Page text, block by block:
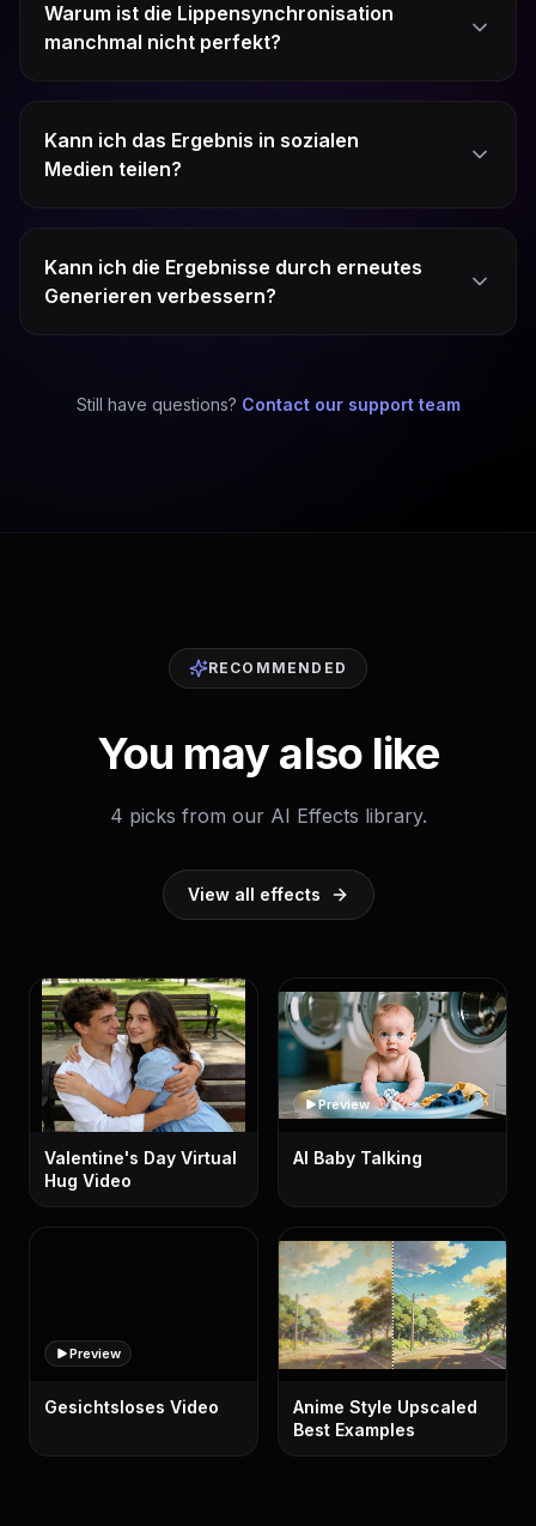
Warum ist die Lippensynchronisation
manchmal nicht perfekt?
Kann ich das Ergebnis in sozialen
Medien teilen?
Kann ich die Ergebnisse durch erneutes
Generieren verbessern?
Still have questions? Contact our support team
RECOMMENDED
You may also like
4 picks from our AI Effects library.
View all effects
Valentine's Day Virtual
Hug Video
Preview
AI Baby Talking
Preview
Gesichtsloses Video
Anime Style Upscaled
Best Examples